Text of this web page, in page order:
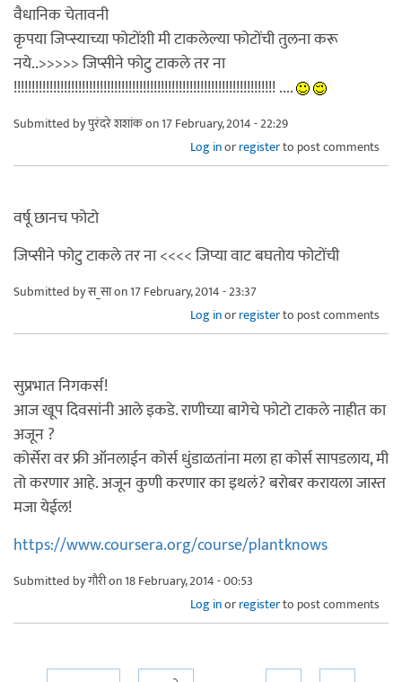
वैधानिक चेतावनी
कृपया जिप्स्याच्या फोटोंशी मी टाकलेल्या फोटोंची तुलना करू
नये..>>>>> जिप्सीने फोटु टाकले तर ना
!!!!!!!!!!!!!!!!!!!!!!!!!!!!!!!!!!!!!!!!!!!!!!!!!!!!!!!!!!!!!!!!!!!!!!!!! ....
Submitted byपुरंदरे शशांकon 17 February, 2014 - 22:29
Log inorregisterto post comments
वर्षू छानच फोटो
जिप्सीने फोटु टाकले तर ना <<<< जिप्या वाट बघतोय फोटोंची
Submitted byस_साon 17 February, 2014 - 23:37
Log inorregisterto post comments
सुप्रभात निगकर्स!
आज खूप दिवसांनी आले इकडे. राणीच्या बागेचे फोटो टाकले नाहीत का
अजून ?
कोर्सेरा वर फ्री ऑनलाईन कोर्स धुंडाळतांना मला हा कोर्स सापडलाय, मी
तो करणार आहे. अजून कुणी करणार का इथलं? बरोबर करायला जास्त
मजा येईल!
https://www.coursera.org/course/plantknows
Submitted byगौरीon 18 February, 2014 - 00:53
Log inorregisterto post comments